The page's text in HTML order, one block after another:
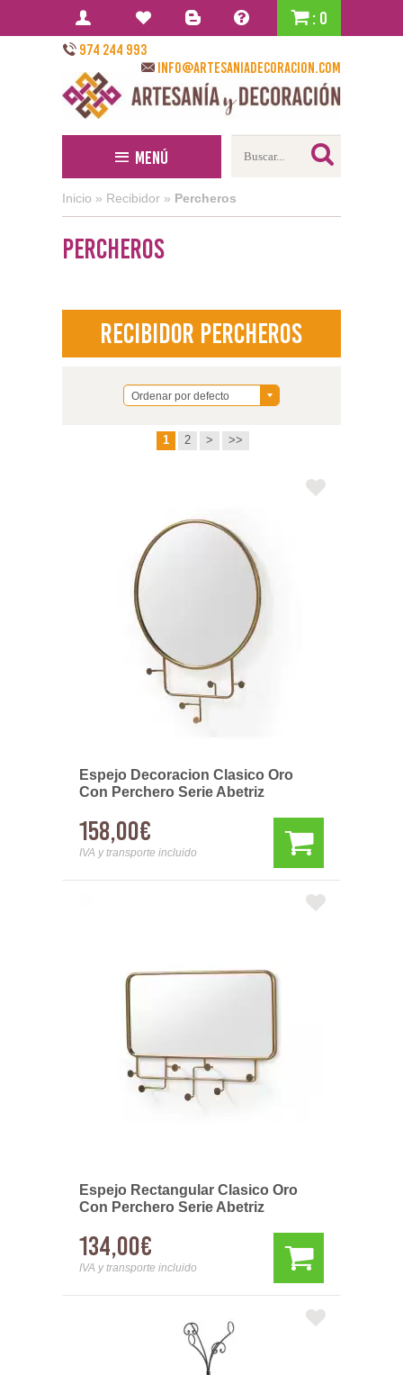
: 0
974 244 993
info@artesaniadecoracion.com
Menú
Inicio » Recibidor » Percheros
Percheros
Recibidor Percheros
Ordenar por defecto
1 2 > >>
Espejo Decoracion Clasico Oro
Con Perchero Serie Abetriz
158,00€
IVA y transporte incluido
Espejo Rectangular Clasico Oro
Con Perchero Serie Abetriz
134,00€
IVA y transporte incluido